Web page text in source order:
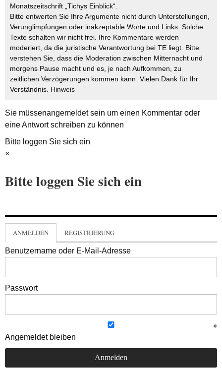
Monatszeitschrift „Tichys Einblick“.
Bitte entwerten Sie Ihre Argumente nicht durch Unterstellungen,
Verunglimpfungen oder inakzeptable Worte und Links. Solche
Texte schalten wir nicht frei. Ihre Kommentare werden
moderiert, da die juristische Verantwortung bei TE liegt. Bitte
verstehen Sie, dass die Moderation zwischen Mitternacht und
morgens Pause macht und es, je nach Aufkommen, zu
zeitlichen Verzögerungen kommen kann. Vielen Dank für Ihr
Verständnis. Hinweis
Sie müssenangemeldetsein um einen Kommentar oder
eine Antwort schreiben zu können
Bitte loggen Sie sich ein
×
Bitte loggen Sie sich ein
ANMELDEN REGISTRIERUNG
Benutzername oder E-Mail-Adresse
Passwort
Angemeldet bleiben